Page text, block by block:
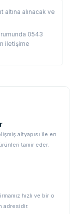
altına alınacak ve
0543
iletişime
altyapısı ile en
tamir eder.
hızlı ve bir o
adresidir.